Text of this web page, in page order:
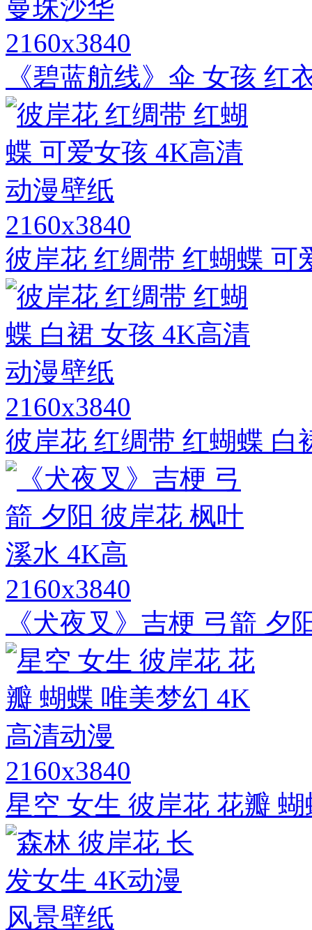
2160x3840
《碧蓝航线》伞 女孩 红
2160x3840
彼岸花 红绸带 红蝴蝶 可
2160x3840
彼岸花 红绸带 红蝴蝶 白
2160x3840
《犬夜叉》吉梗 弓箭 夕
2160x3840
星空 女生 彼岸花 花瓣